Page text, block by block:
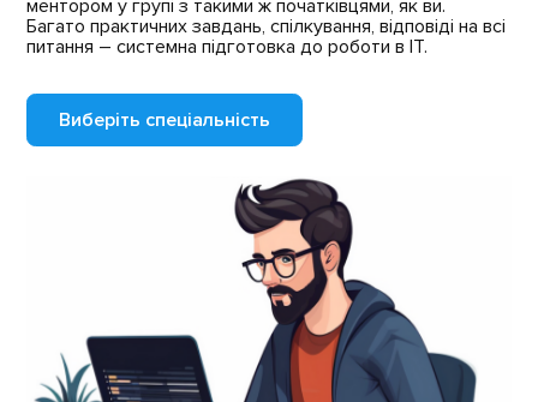
ментором у групі з такими ж початківцями, як ви.
Багато практичних завдань, спілкування, відповіді на всі
питання – системна підготовка до роботи в ІТ.
Виберіть спеціальність